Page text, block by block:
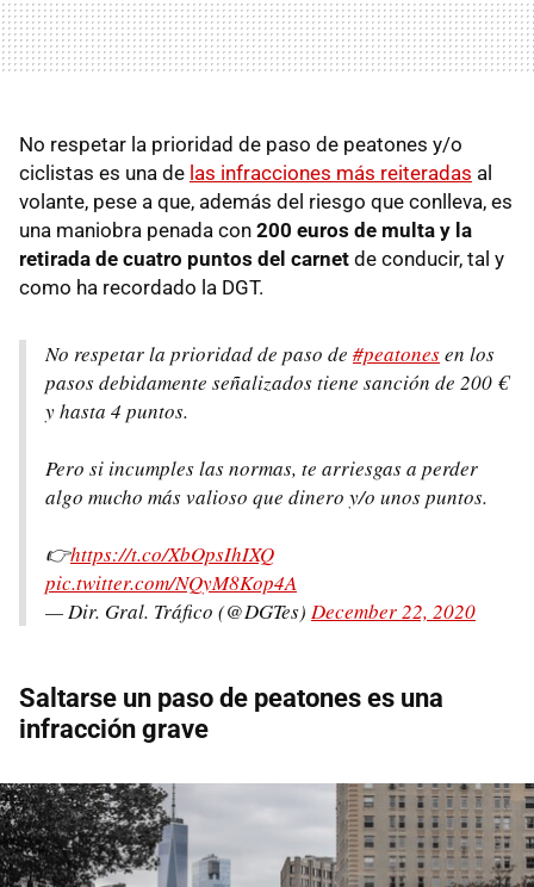
No respetar la prioridad de paso de peatones y/o
ciclistas es una de las infracciones más reiteradas al
volante, pese a que, además del riesgo que conlleva, es
una maniobra penada con 200 euros de multa y la
retirada de cuatro puntos del carnet de conducir, tal y
como ha recordado la DGT.
No respetar la prioridad de paso de #peatonesen los
pasos debidamente señalizados tiene sanción de 200 €
y hasta 4 puntos.
Pero si incumples las normas, te arriesgas a perder
algo mucho más valioso que dinero y/o unos puntos.
👉https://t.co/XbOpsIhIXQ
pic.twitter.com/NQyM8Kop4A
— Dir. Gral. Tráfico (@DGTes) December 22, 2020
Saltarse un paso de peatones es una
infracción grave